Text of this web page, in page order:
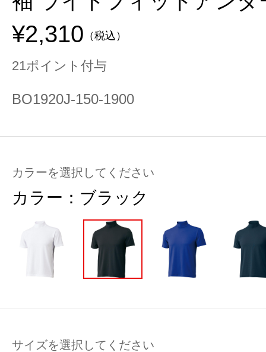
¥2,310 （税込）
21ポイント付与
BO1920J-150-1900
カラーを選択してください
カラー： ブラック
サイズを選択してください